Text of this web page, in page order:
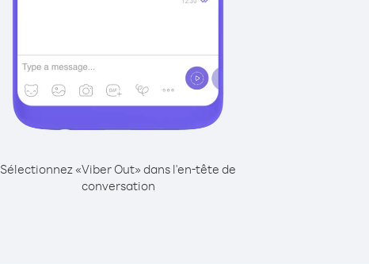
Sélectionnez «Viber Out» dans l'en-tête de
conversation